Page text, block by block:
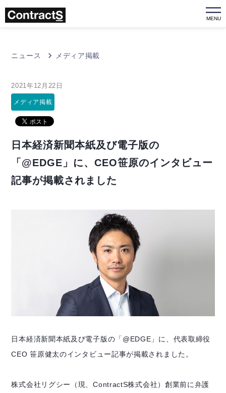
MENU
ニュース メディア掲載
2021年12月22日
メディア掲載
日本経済新聞本紙及び電子版の
「@EDGE」に、CEO笹原のインタビュー
記事が掲載されました
日本経済新聞本紙及び電子版の「@EDGE」に、代表取締役
CEO 笹原健太のインタビュー記事が掲載されました。
株式会社リグシー（現、ContractS株式会社）創業前に弁護